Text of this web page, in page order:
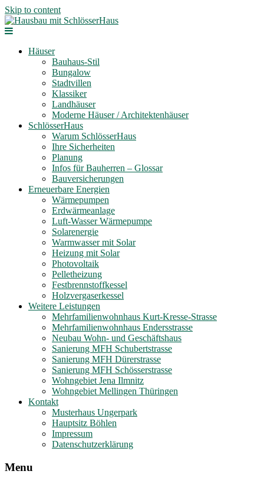
Skip to content
Häuser
Bauhaus-Stil
Bungalow
Stadtvillen
Klassiker
Landhäuser
Moderne Häuser / Architektenhäuser
SchlösserHaus
Warum SchlösserHaus
Ihre Sicherheiten
Planung
Infos für Bauherren – Glossar
Bauversicherungen
Erneuerbare Energien
Wärmepumpen
Erdwärmeanlage
Luft-Wasser Wärmepumpe
Solarenergie
Warmwasser mit Solar
Heizung mit Solar
Photovoltaik
Pelletheizung
Festbrennstoffkessel
Holzvergaserkessel
Weitere Leistungen
Mehrfamilienwohnhaus Kurt-Kresse-Strasse
Mehrfamilienwohnhaus Endersstrasse
Neubau Wohn- und Geschäftshaus
Sanierung MFH Schubertstrasse
Sanierung MFH Dürerstrasse
Sanierung MFH Schösserstrasse
Wohngebiet Jena Ilmnitz
Wohngebiet Mellingen Thüringen
Kontakt
Musterhaus Ungerpark
Hauptsitz Böhlen
Impressum
Datenschutzerklärung
Menu